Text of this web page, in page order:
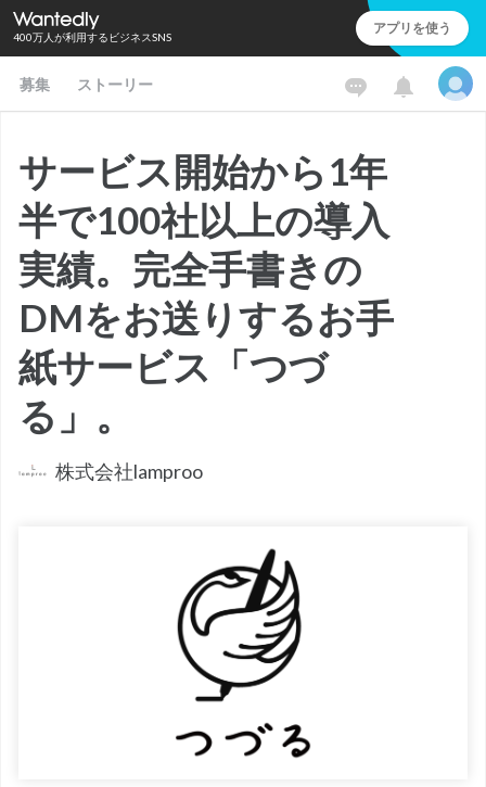
400万人が利用するビジネスSNS アプリを使う
募集 ストーリー
サービス開始から1年
半で100社以上の導入
実績。完全手書きの
DMをお送りするお手
紙サービス「つづ
る」。
株式会社lamproo